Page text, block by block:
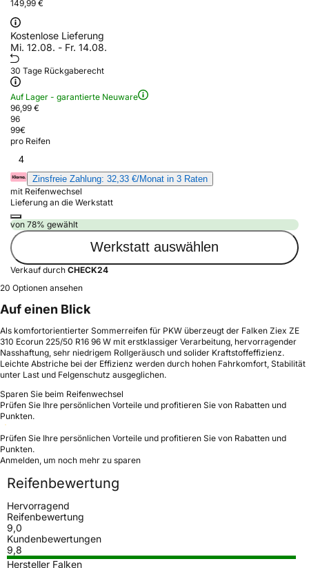
149,99 €
Kostenlose Lieferung
Mi. 12.08. - Fr. 14.08.
30 Tage Rückgaberecht
Auf Lager - garantierte Neuware
96,99 €
96
99€
pro Reifen
4
Zinsfreie Zahlung: 32,33 €/Monat in 3 Raten
mit Reifenwechsel
Lieferung an die Werkstatt
von 78% gewählt
Werkstatt auswählen
Verkauf durch CHECK24
20 Optionen ansehen
Auf einen Blick
Als komfortorientierter Sommerreifen für PKW überzeugt der Falken Ziex ZE
310 Ecorun 225/50 R16 96 W mit erstklassiger Verarbeitung, hervorragender
Nasshaftung, sehr niedrigem Rollgeräusch und solider Kraftstoffeffizienz.
Leichte Abstriche bei der Effizienz werden durch hohen Fahrkomfort, Stabilität
unter Last und Felgenschutz ausgeglichen.
Sparen Sie beim Reifenwechsel
Prüfen Sie Ihre persönlichen Vorteile und profitieren Sie von Rabatten und
Punkten.
Prüfen Sie Ihre persönlichen Vorteile und profitieren Sie von Rabatten und
Punkten.
Anmelden, um noch mehr zu sparen
Reifenbewertung
Hervorragend
Reifenbewertung
9,0
Kundenbewertungen
9,8
Hersteller Falken